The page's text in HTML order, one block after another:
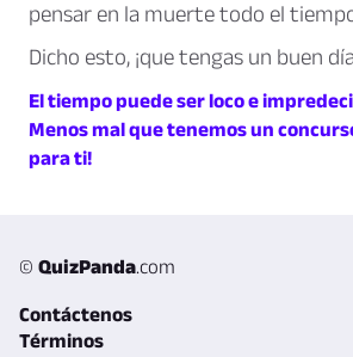
pensar en la muerte todo el
Dicho esto, ¡que tengas un buen
El tiempo puede ser loco e
Menos mal que tenemos un
para ti!
© QuizPanda.com
Contáctenos
Términos